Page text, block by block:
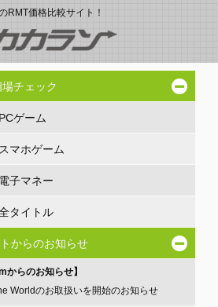
RMT価格比較サイト！
チェック
PCゲーム
スマホゲーム
電子マネー
タイトル
からのお知らせ
からのお知らせ】
Worldのお取扱いを開始のお知らせ